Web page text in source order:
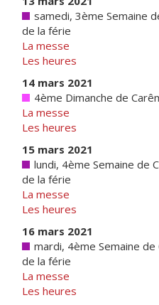
samedi, 3ème Semaine
de la férie
La messe
Les heures
14 mars 2021
4ème Dimanche de
La messe
Les heures
15 mars 2021
lundi, 4ème Semaine de
de la férie
La messe
Les heures
16 mars 2021
mardi, 4ème Semaine de
de la férie
La messe
Les heures